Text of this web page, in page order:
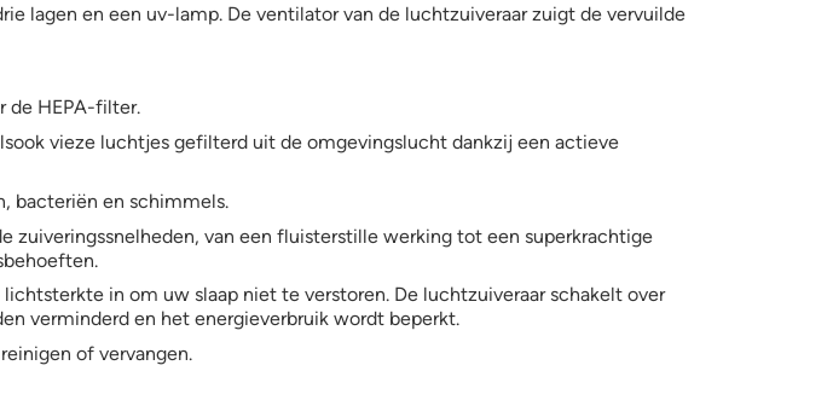
lagen en een uv-lamp. De ventilator van de luchtzuiveraar zuigt de vervuilde
de HEPA-filter.
vieze luchtjes gefilterd uit de omgevingslucht dankzij een actieve
bacteriën en schimmels.
van een fluisterstille werking tot een superkrachtige
in om uw slaap niet te verstoren. De luchtzuiveraar schakelt over
verminderd en het energieverbruik wordt beperkt.
of vervangen.